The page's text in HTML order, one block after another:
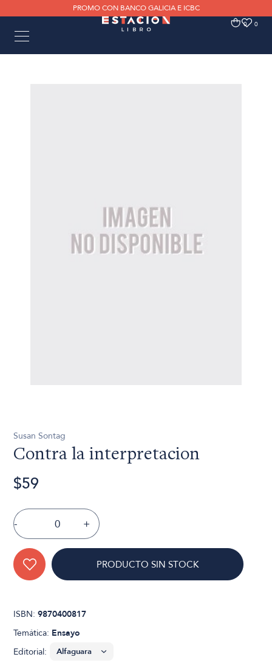
PROMO CON BANCO GALICIA E ICBC
0 0
Susan Sontag
Contra la interpretacion
$59
- +
PRODUCTO SIN STOCK
ISBN:9870400817
Temática: Ensayo
Editorial: